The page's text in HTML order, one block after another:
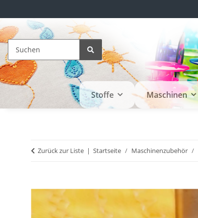
Stoffe Maschinen
Zurück zur Liste Startseite Maschinenzubehör